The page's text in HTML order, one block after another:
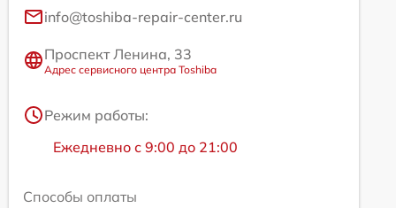
info@toshiba-repair-center.ru
Проспект Ленина, 33
Адрес сервисного центра Toshiba
Режим работы:
Ежедневно с 9:00 до 21:00
Способы оплаты